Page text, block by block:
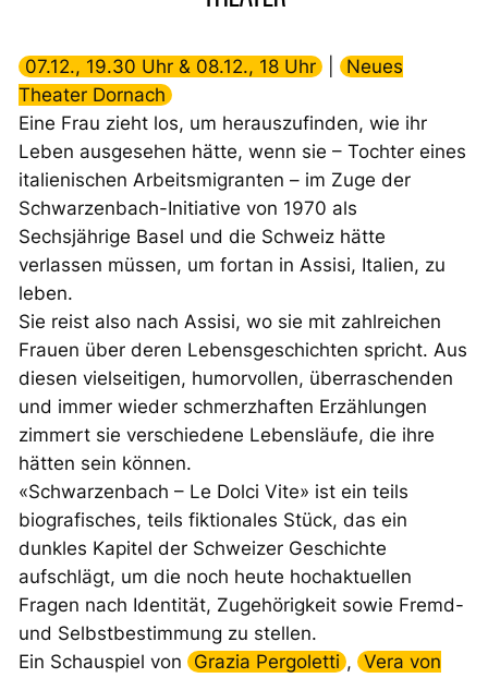
07.12., 19.30 Uhr & 08.12., 18 Uhr |
Neues
Theater Dornach
Eine Frau zieht los, um herauszufinden, wie ihr
Leben ausgesehen hätte, wenn sie – Tochter eines
italienischen Arbeitsmigranten – im Zuge der
Schwarzenbach-Initiative von 1970 als
Sechsjährige Basel und die Schweiz hätte
verlassen müssen, um fortan in Assisi, Italien, zu
leben.
Sie reist also nach Assisi, wo sie mit zahlreichen
Frauen über deren Lebensgeschichten spricht. Aus
diesen vielseitigen, humorvollen, überraschenden
und immer wieder schmerzhaften Erzählungen
zimmert sie verschiedene Lebensläufe, die ihre
hätten sein können.
«Schwarzenbach – Le Dolci Vite» ist ein teils
biografisches, teils fiktionales Stück, das ein
dunkles Kapitel der Schweizer Geschichte
aufschlägt, um die noch heute hochaktuellen
Fragen nach Identität, Zugehörigkeit sowie Fremd-
und Selbstbestimmung zu stellen.
Ein Schauspiel von
Grazia Pergoletti , Vera von